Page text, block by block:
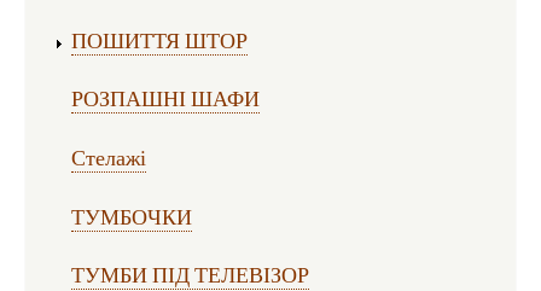
ПОШИТТЯ ШТОР
РОЗПАШНІ ШАФИ
Стелажі
ТУМБОЧКИ
ТУМБИ ПІД ТЕЛЕВІЗОР